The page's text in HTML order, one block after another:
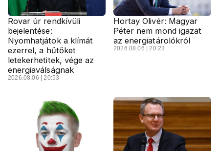
Rovar úr rendkívüli
bejelentése:
Nyomhatjátok a klímát
ezerrel, a hűtőket
letekerhetitek, vége az
energiaválságnak
2026.08.06 | 20:53
Hortay Olivér: Magyar
Péter nem mond igazat
az energiatárolókról
2026.08.06 | 20:23